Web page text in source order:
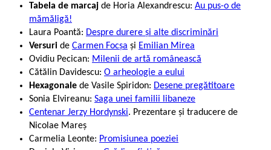
Tabela de marcaj de Horia Alexandrescu: Au pus-o de
mămăligă!
Laura Poantă: Despre durere și alte discriminări
Versuri de Carmen Focșa și Emilian Mirea
Ovidiu Pecican: Milenii de artă românească
Cătălin Davidescu: O arheologie a eului
Hexagonale de Vasile Spiridon: Desene pregătitoare
Sonia Elvireanu: Saga unei familii libaneze
Centenar Jerzy Hordynski. Prezentare și traducere de
Nicolae Mareș
Carmelia Leonte: Promisiunea poeziei